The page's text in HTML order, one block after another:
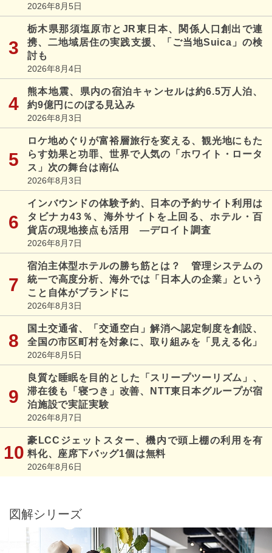
2026年8月5日
栃木県那須塩原市とJR東日本、関係人口創出で連
携、二地域居住の実践支援、「ご当地Suica」の検
討も
2026年8月4日
熊本地震、県内の宿泊キャンセルは約6.5万人泊、
約9億円にのぼる見込み
2026年8月3日
ロケ地めぐりが富裕層旅行を変える、観光地にもた
らす効果と功罪、世界で人気の「ホワイト・ロータ
ス」次の舞台は南仏
2026年8月3日
インバウンドの体験予約、日本の予約サイト利用は
タビナカ43％、海外サイトを上回る、ホテル・百
貨店の現地接点も活用 ―デロイト調査
2026年8月7日
宿泊主体型ホテルの勝ち筋とは？ 管理システムの
統一で高度分析、海外では「日本人の企業」という
こと自体がブランドに
2026年8月3日
国土交通省、「交通空白」解消へ認定制度を創設、
全国の市区町村を対象に、取り組みを「見える化」
2026年8月5日
良質な睡眠を目的とした「スリープツーリズム」、
滞在後も「寝つき」改善、NTT東日本グループが宿
泊施設で実証実験
2026年8月7日
豪LCCジェットスター、機内で頭上棚の利用を有
料化、座席下バッグ1個は無料
2026年8月6日
図解シリーズ